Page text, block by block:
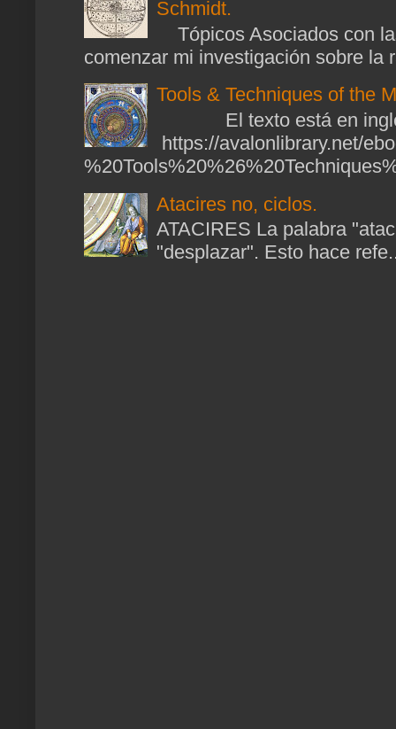
Schmidt.
Tópicos Asociados con
comenzar mi investigación sobre la
Tools & Techniques of the
El texto está en
https://avalonlibrary.net/
Atacires no, ciclos.
ATACIRES La palabra
"desplazar". Esto hace